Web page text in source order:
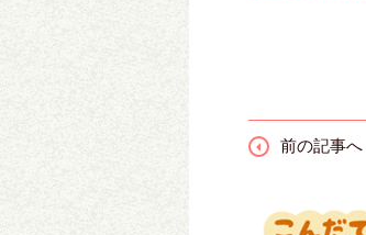
前の記事へ